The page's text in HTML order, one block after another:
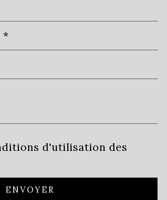
d'utilisation des
ENVOYER